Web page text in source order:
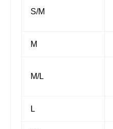
S/M
M
M/L
L